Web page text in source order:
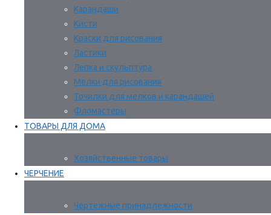
Карандаши
Кисти
Краски для рисования
Ластики
Лепка и скульптура
Мелки для рисования
Точилки для мелков и карандашей
Фломастеры
ТОВАРЫ ДЛЯ ДОМА
Хозяйственные товары
ЧЕРЧЕНИЕ
Чертежные принадлежности